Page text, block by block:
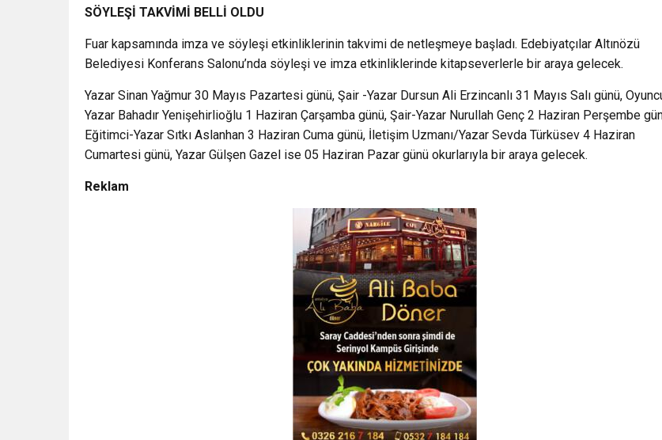
SÖYLEŞİ TAKVİMİ BELLİ OLDU
Fuar kapsamında imza ve söyleşi etkinliklerinin takvimi de netleşmeye başladı. Edebiyatçılar Altınözü
Belediyesi Konferans Salonu’nda söyleşi ve imza etkinliklerinde kitapseverlerle bir araya gelecek.
Yazar Sinan Yağmur 30 Mayıs Pazartesi günü, Şair -Yazar Dursun Ali Erzincanlı 31 Mayıs Salı günü,
Yazar Bahadır Yenişehirlioğlu 1 Haziran Çarşamba günü, Şair-Yazar Nurullah Genç 2 Haziran Perşembe
Eğitimci-Yazar Sıtkı Aslanhan 3 Haziran Cuma günü, İletişim Uzmanı/Yazar Sevda Türküsev 4 Haziran
Cumartesi günü, Yazar Gülşen Gazel ise 05 Haziran Pazar günü okurlarıyla bir araya gelecek.
Reklam